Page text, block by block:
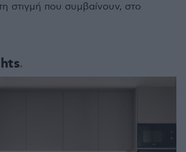
στιγμή που συμβαίνουν, στο